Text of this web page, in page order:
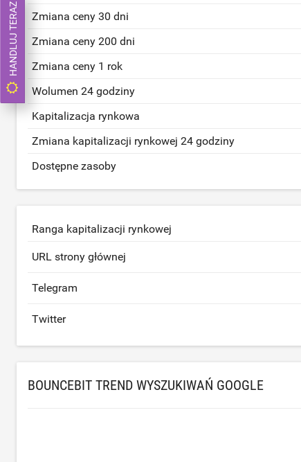
Zmiana ceny 30 dni
Zmiana ceny 200 dni
Zmiana ceny 1 rok
Wolumen 24 godziny
Kapitalizacja rynkowa
Zmiana kapitalizacji rynkowej 24 godziny
Dostępne zasoby
Ranga kapitalizacji rynkowej
URL strony głównej
Telegram
Twitter
BOUNCEBIT TREND WYSZUKIWAŃ GOOGLE
HANDLUJ TERAZ